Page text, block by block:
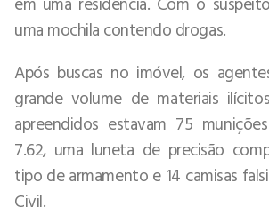
uma mochila contendo drogas.
Após buscas no imóvel, os
grande volume de materiais
apreendidos estavam 75
7.62, uma luneta de precisão
tipo de armamento e 14 camisas
Civil.